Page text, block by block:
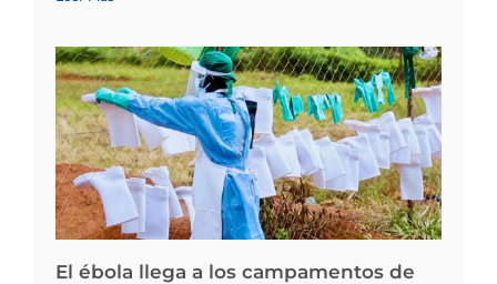
El ébola llega a los campamentos de